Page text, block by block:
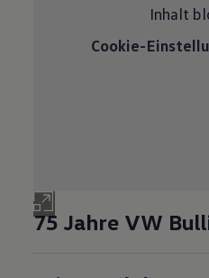
Inhalt
Cookie-
75 Jahre VW